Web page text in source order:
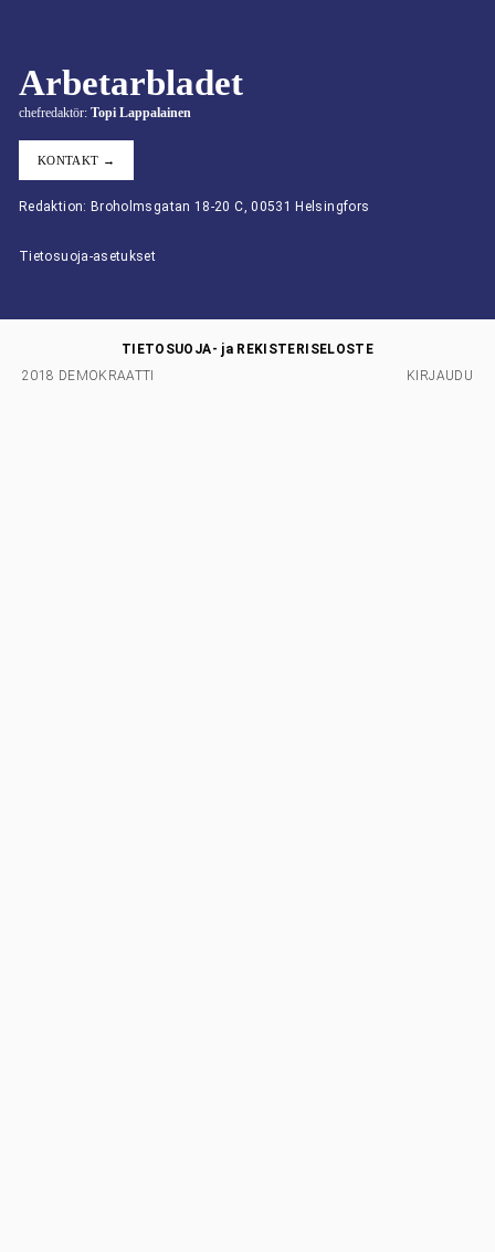
Arbetarbladet
chefredaktör: Topi Lappalainen
KONTAKT →
Redaktion: Broholmsgatan 18-20 C, 00531 Helsingfors
Tietosuoja-asetukset
2018 DEMOKRAATTI
TIETOSUOJA- ja REKISTERISELOSTE
KIRJAUDU